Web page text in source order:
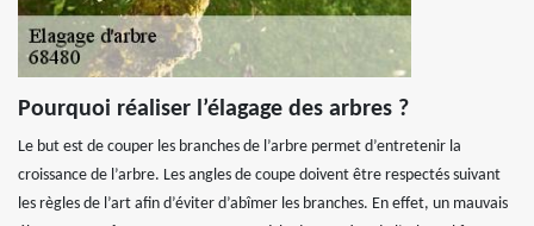
Pourquoi réaliser l’élagage des arbres ?
Le but est de couper les branches de l’arbre permet d’entretenir la
croissance de l’arbre. Les angles de coupe doivent être respectés suivant
les règles de l’art afin d’éviter d’abîmer les branches. En effet, un mauvais